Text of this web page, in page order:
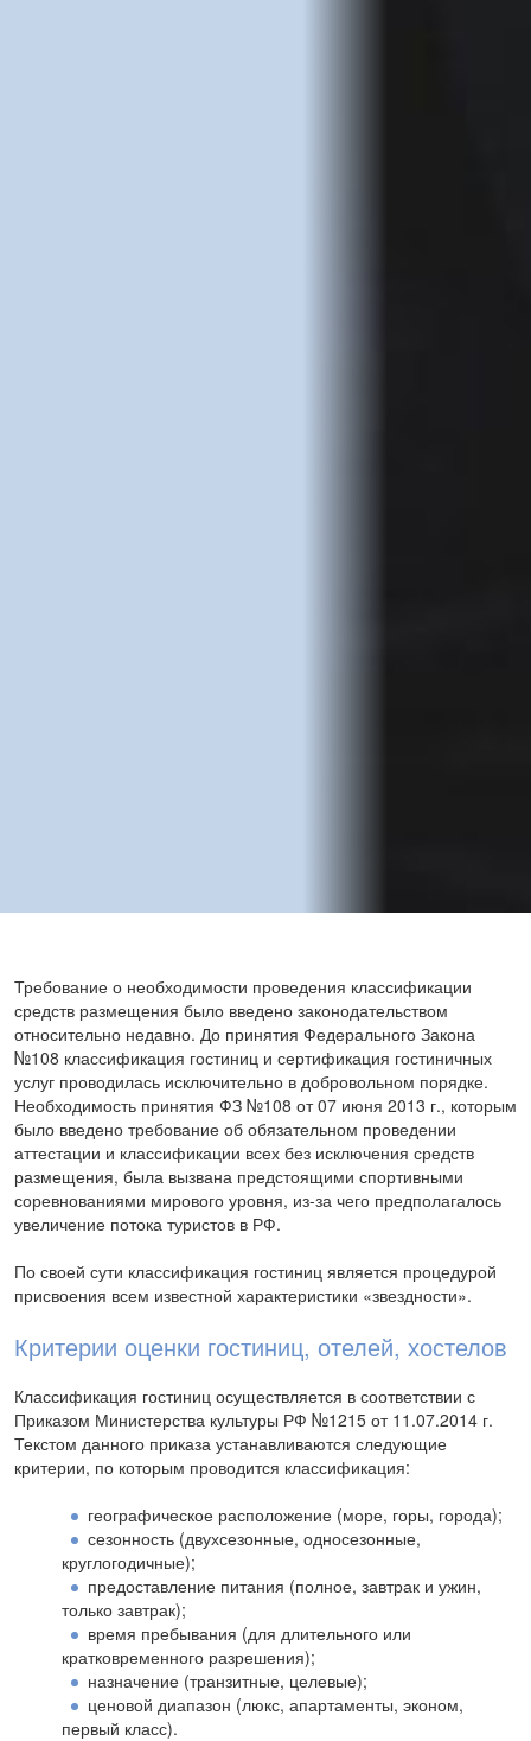
Требование о необходимости проведения классификации
средств размещения было введено законодательством
относительно недавно. До принятия Федерального Закона
№108 классификация гостиниц и сертификация гостиничных
услуг проводилась исключительно в добровольном порядке.
Необходимость принятия ФЗ №108 от 07 июня 2013 г., которым
было введено требование об обязательном проведении
аттестации и классификации всех без исключения средств
размещения, была вызвана предстоящими спортивными
соревнованиями мирового уровня, из-за чего предполагалось
увеличение потока туристов в РФ.
По своей сути классификация гостиниц является процедурой
присвоения всем известной характеристики «звездности».
Критерии оценки гостиниц, отелей, хостелов
Классификация гостиниц осуществляется в соответствии с
Приказом Министерства культуры РФ №1215 от 11.07.2014 г.
Текстом данного приказа устанавливаются следующие
критерии, по которым проводится классификация:
географическое расположение (море, горы, города);
сезонность (двухсезонные, односезонные,
круглогодичные);
предоставление питания (полное, завтрак и ужин,
только завтрак);
время пребывания (для длительного или
кратковременного разрешения);
назначение (транзитные, целевые);
ценовой диапазон (люкс, апартаменты, эконом,
первый класс).